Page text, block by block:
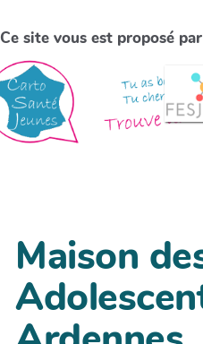
Ce site vous est proposé
Maison